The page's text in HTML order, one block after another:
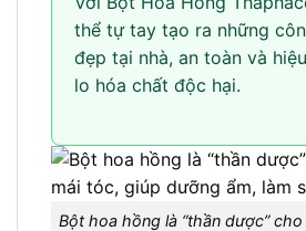
thể tự tay tạo ra những
đẹp tại nhà, an toàn và
lo hóa chất độc hại.
Bột hoa hồng là “thần dược”